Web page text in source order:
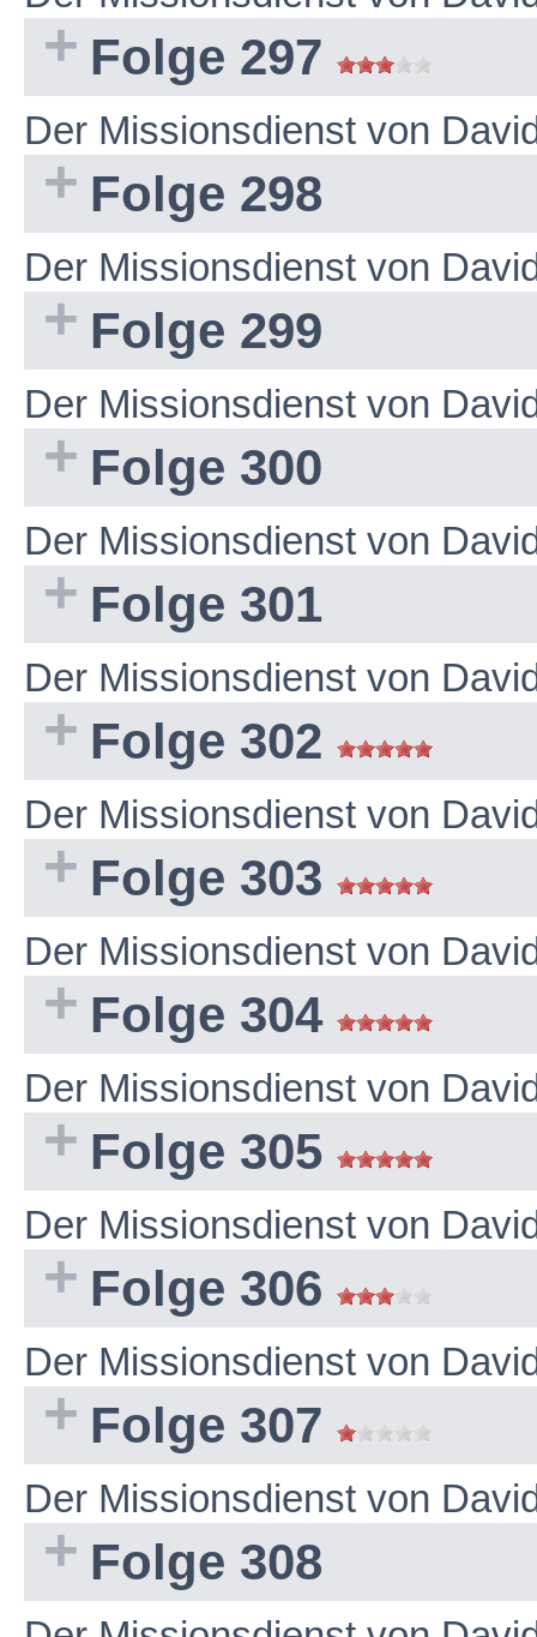
Folge 297
Der Missionsdienst von
Folge 298
Der Missionsdienst von
Folge 299
Der Missionsdienst von
Folge 300
Der Missionsdienst von
Folge 301
Der Missionsdienst von
Folge 302
Der Missionsdienst von
Folge 303
Der Missionsdienst von
Folge 304
Der Missionsdienst von
Folge 305
Der Missionsdienst von
Folge 306
Der Missionsdienst von
Folge 307
Der Missionsdienst von
Folge 308